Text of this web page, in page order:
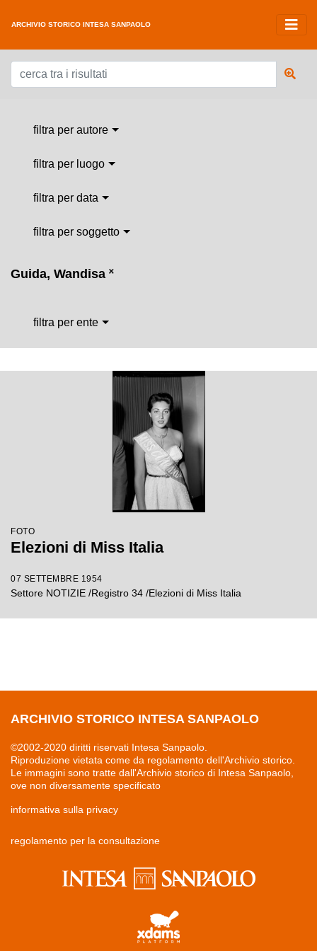
ARCHIVIO STORICO INTESA SANPAOLO
filtra per autore
filtra per luogo
filtra per data
filtra per soggetto
Guida, Wandisa ˟
filtra per ente
FOTO
Elezioni di Miss Italia
07 SETTEMBRE 1954
Settore NOTIZIE /Registro 34 /Elezioni di Miss Italia
ARCHIVIO STORICO INTESA SANPAOLO
©2002-2020 diritti riservati Intesa Sanpaolo.
Riproduzione vietata come da regolamento dell'Archivio storico.
Le immagini sono tratte dall'Archivio storico di Intesa Sanpaolo,
ove non diversamente specificato
informativa sulla privacy
regolamento per la consultazione